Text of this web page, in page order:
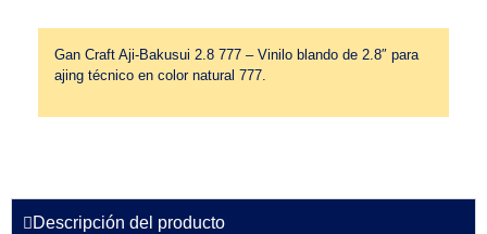
Gan Craft Aji-Bakusui 2.8 777 – Vinilo blando de 2.8″ para
ajing técnico en color natural 777.
Descripción del producto